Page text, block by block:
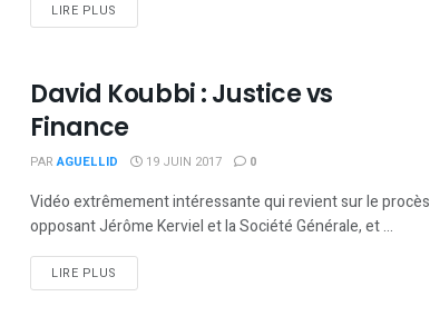
LIRE PLUS
David Koubbi : Justice vs
Finance
PAR AGUELLID 19 JUIN 2017 0
Vidéo extrêmement intéressante qui revient sur le procès
opposant Jérôme Kerviel et la Société Générale, et ...
LIRE PLUS